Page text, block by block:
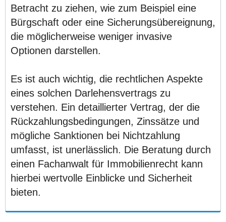
Betracht zu ziehen, wie zum Beispiel eine
Bürgschaft oder eine Sicherungsübereignung,
die möglicherweise weniger invasive
Optionen darstellen.
Es ist auch wichtig, die rechtlichen Aspekte
eines solchen Darlehensvertrags zu
verstehen. Ein detaillierter Vertrag, der die
Rückzahlungsbedingungen, Zinssätze und
mögliche Sanktionen bei Nichtzahlung
umfasst, ist unerlässlich. Die Beratung durch
einen Fachanwalt für Immobilienrecht kann
hierbei wertvolle Einblicke und Sicherheit
bieten.